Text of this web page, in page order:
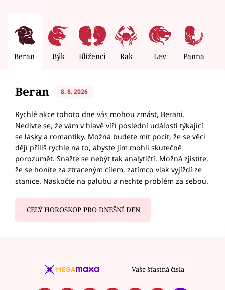
Beran Býk Blíženci Rak Lev Panna
Beran 8. 8. 2026
Rychlé akce tohoto dne vás mohou zmást, Berani.
Nedivte se, že vám v hlavě víří poslední události týkající
se lásky a romantiky. Možná budete mít pocit, že se věci
dějí příliš rychle na to, abyste jim mohli skutečně
porozumět. Snažte se nebýt tak analytičtí. Možná zjistíte,
že se honíte za ztraceným cílem, zatímco vlak vyjíždí ze
stanice. Naskočte na palubu a nechte problém za sebou.
CELÝ HOROSKOP PRO DNEŠNÍ DEN
Vaše šťastná čísla